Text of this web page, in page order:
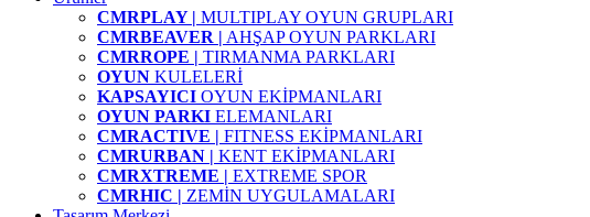
CMRPLAY | MULTIPLAY OYUN GRUPLARI
CMRBEAVER | AHŞAP OYUN PARKLARI
CMRROPE | TIRMANMA PARKLARI
OYUN KULELERİ
KAPSAYICI OYUN EKİPMANLARI
OYUN PARKI ELEMANLARI
CMRACTIVE | FITNESS EKİPMANLARI
CMRURBAN | KENT EKİPMANLARI
CMRXTREME | EXTREME SPOR
CMRHIC | ZEMİN UYGULAMALARI